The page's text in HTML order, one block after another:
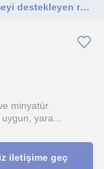
Her yaş grubuna yönelik yaratıcı düşünmeyi destekleyen resim, sanat eğitimi ve güzel sanatlara hazırlık dersleri veriyorum.
minyatür
yara...
iletişime geç